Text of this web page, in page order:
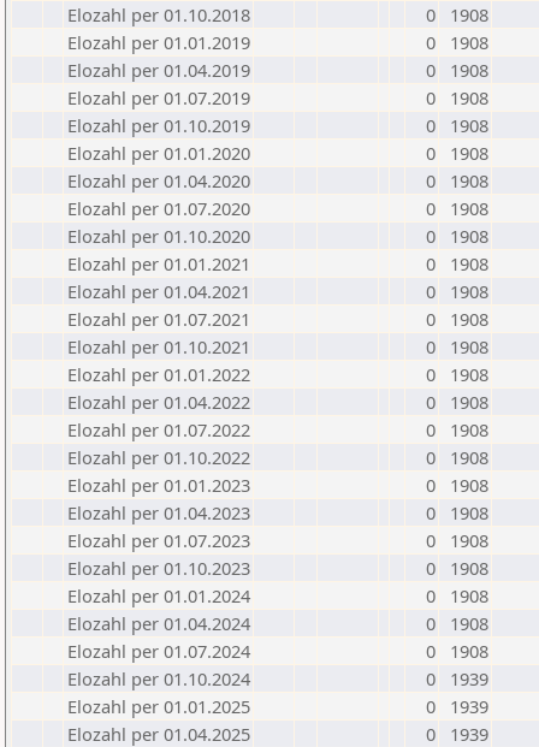
Elozahl per 01.10.2018
0
1908
Elozahl per 01.01.2019
0
1908
Elozahl per 01.04.2019
0
1908
Elozahl per 01.07.2019
0
1908
Elozahl per 01.10.2019
0
1908
Elozahl per 01.01.2020
0
1908
Elozahl per 01.04.2020
0
1908
Elozahl per 01.07.2020
0
1908
Elozahl per 01.10.2020
0
1908
Elozahl per 01.01.2021
0
1908
Elozahl per 01.04.2021
0
1908
Elozahl per 01.07.2021
0
1908
Elozahl per 01.10.2021
0
1908
Elozahl per 01.01.2022
0
1908
Elozahl per 01.04.2022
0
1908
Elozahl per 01.07.2022
0
1908
Elozahl per 01.10.2022
0
1908
Elozahl per 01.01.2023
0
1908
Elozahl per 01.04.2023
0
1908
Elozahl per 01.07.2023
0
1908
Elozahl per 01.10.2023
0
1908
Elozahl per 01.01.2024
0
1908
Elozahl per 01.04.2024
0
1908
Elozahl per 01.07.2024
0
1908
Elozahl per 01.10.2024
0
1939
Elozahl per 01.01.2025
0
1939
Elozahl per 01.04.2025
0
1939